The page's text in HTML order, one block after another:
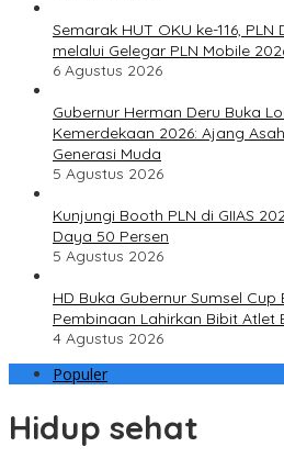
Semarak HUT OKU ke-116,
melalui Gelegar PLN Mobile
6 Agustus 2026
Gubernur Herman Deru Buka
Kemerdekaan 2026: Ajang
Generasi Muda
5 Agustus 2026
Kunjungi Booth PLN di GIIAS
Daya 50 Persen
5 Agustus 2026
HD Buka Gubernur Sumsel
Pembinaan Lahirkan Bibit Atlet
4 Agustus 2026
Populer
Hidup sehat